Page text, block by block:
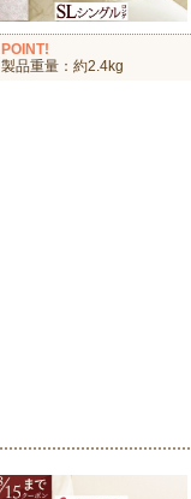
POINT!
製品重量：約2.4kg